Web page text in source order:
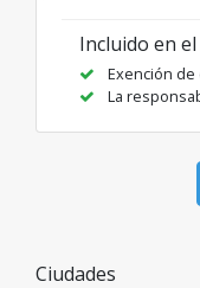
Incluido en
Exención de
La
Ciudades